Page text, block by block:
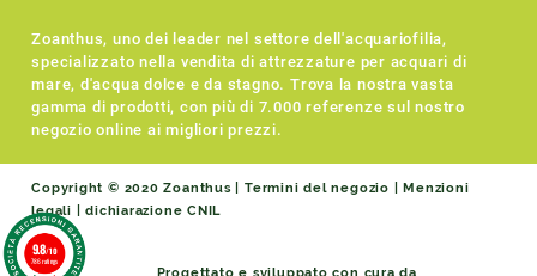
Zoanthus, uno dei leader nel settore dell'acquariofilia,
specializzato nella vendita di attrezzature per acquari di
mare, d'acqua dolce e da stagno. Trova la nostra vasta
gamma di prodotti, con più di 7.000 referenze sul nostro
negozio online ai migliori prezzi.
Copyright © 2020 Zoanthus |Termini del negozio |Menzioni
legali |dichiarazione CNIL
Progettato e sviluppato con cura da
9.8/10
786 ratings